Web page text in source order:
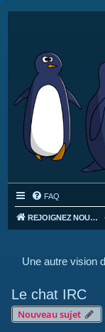
FAQ
REJOIGNEZ NOUS SUR DISCORD : https://discord.gg/4C2Bvub
Une autre vision
Le chat IRC
Nouveau sujet